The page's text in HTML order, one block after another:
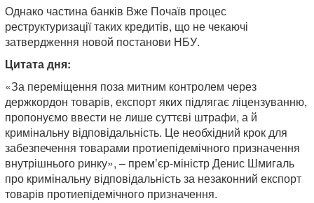
Однако частина банків Вже Почаїв процес
реструктуризації таких кредитів, що не чекаючі
затвердження новой постанови НБУ.
Цитата дня:
«За переміщення поза митним контролем через
держкордон товарів, експорт яких підлягає ліцензуванню,
пропонуємо ввести не лише суттєві штрафи, а й
кримінальну відповідальність. Це необхідний крок для
забезпечення товарами протиепідемічного призначення
внутрішнього ринку», – прем’єр-міністр Денис Шмигаль
про кримінальну відповідальність за незаконний експорт
товарів протиепідемічного призначення.